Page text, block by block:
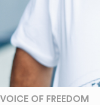
VOICE OF FREEDOM